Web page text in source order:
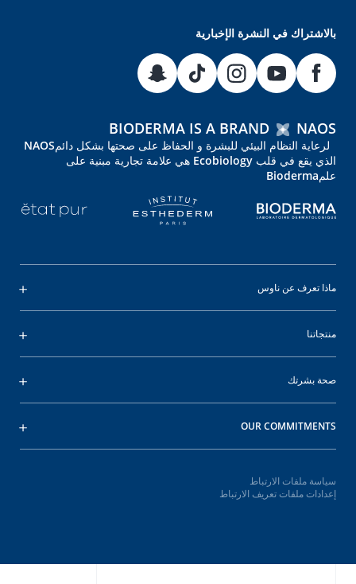
بالاشتراك في النشرة الإخبارية
BIODERMA IS A BRAND NAOS
لرعاية النظام البيئي للبشرة و الحفاظ على صحتها بشكل دائمNAOS
الذي يقع في قلب Ecobiology هي علامة تجارية مبنية على
علمBioderma
ماذا تعرف عن ناوس
منتجاتنا
صحة بشرتك
OUR COMMITMENTS
سياسة ملفات الارتباط
إعدادات ملفات تعريف الارتباط